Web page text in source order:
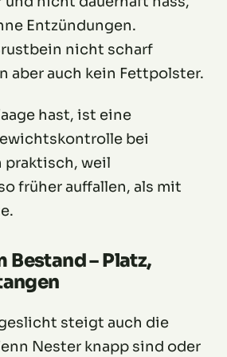
Entzündungen.
nicht scharf
aber auch kein Fettpolster.
hast, ist eine
bei
praktisch, weil
früher auffallen, als mit
Bestand – Platz,
steigt auch die
Nester knapp sind oder